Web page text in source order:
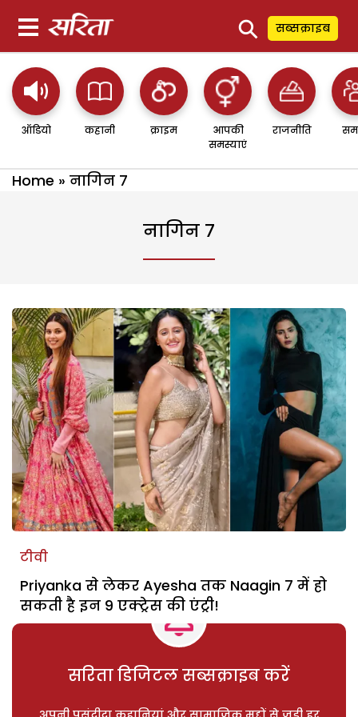
⚲ सब्सक्राइब
ऑडियो कहानी क्राइम
आपकी
समस्याएं
राजनीति
Home » नागिन 7
नागिन 7
टीवी
Priyanka से लेकर Ayesha तक Naagin 7 में हो
सकती है इन 9 एक्ट्रेस की एंट्री!
सरिता डिजिटल सब्सक्राइब करें